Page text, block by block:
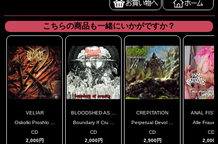
こちらの商品も一緒にいかがですか？
VELIAR
Oskolki Proshlo ...
CD
2,000円
BLOODSHED AS ...
Boundary If Cru ...
CD
2,000円
CREPITATION
Perpetual Devol ...
CD
2,900円
ANAL
Alle
CD
2,000